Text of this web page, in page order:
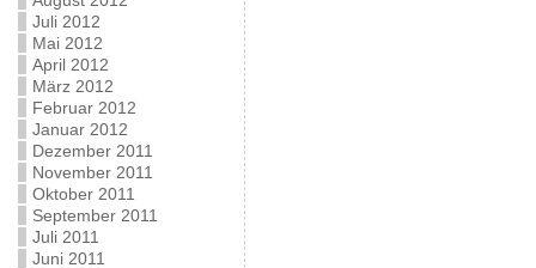
Juli 2012
Mai 2012
April 2012
März 2012
Februar 2012
Januar 2012
Dezember 2011
November 2011
Oktober 2011
September 2011
Juli 2011
Juni 2011